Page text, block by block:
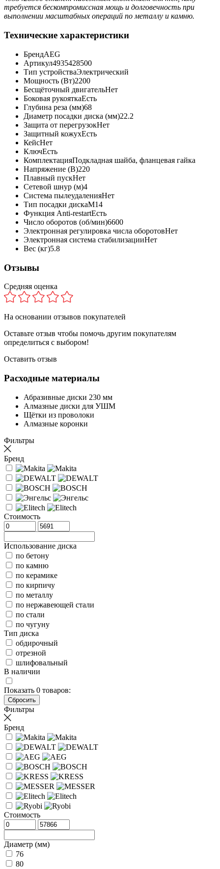
требуется бескомпромиссная мощь и долговечность при
выполнении масштабных операций по металлу и камню.
Технические характеристики
БрендAEG
Артикул4935428500
Тип устройстваЭлектрический
Мощность (Вт)2200
Бесщёточный двигательНет
Боковая рукояткаЕсть
Глубина реза (мм)68
Диаметр посадки диска (мм)22.2
Защита от перегрузокНет
Защитный кожухЕсть
КейсНет
КлючЕсть
КомплектацияПодкладная шайба, фланцевая гайка
Напряжение (В)220
Плавный пускНет
Сетевой шнур (м)4
Система пылеудаленияНет
Тип посадки дискаМ14
Функция Anti-restartЕсть
Число оборотов (об/мин)6600
Электронная регулировка числа оборотовНет
Электронная система стабилизацииНет
Вес (кг)5.8
Отзывы
Средняя оценка
На основании отзывов покупателей
Оставьте отзыв чтобы помочь другим покупателям
определиться с выбором!
Оставить отзыв
Расходные материалы
Абразивные диски 230 мм
Алмазные диски для УШМ
Щётки из проволоки
Алмазные коронки
Фильтры
Бренд
Стоимость
Использование диска
по бетону
по камню
по керамике
по кирпичу
по металлу
по нержавеющей стали
по стали
по чугуну
Тип диска
обдирочный
отрезной
шлифовальный
В наличии
Показать 0 товаров:
Фильтры
Бренд
Стоимость
Диаметр (мм)
76
80